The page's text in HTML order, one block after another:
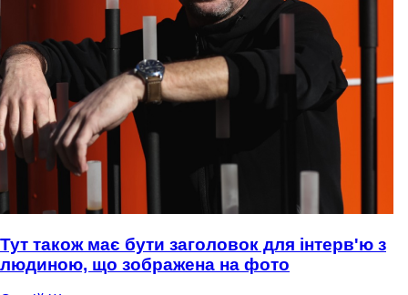
Тут також має бути заголовок для інтерв'ю з
людиною, що зображена на фото